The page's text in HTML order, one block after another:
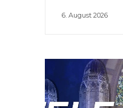
6. August 2026